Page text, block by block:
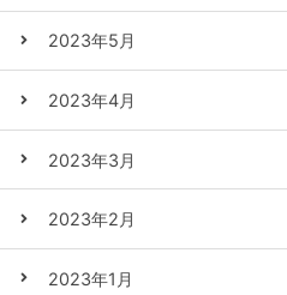
2023年5月
2023年4月
2023年3月
2023年2月
2023年1月